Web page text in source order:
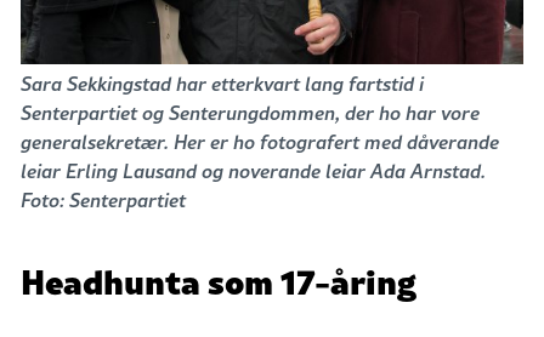
Sara Sekkingstad har etterkvart lang fartstid i
Senterpartiet og Senterungdommen, der ho har vore
generalsekretær. Her er ho fotografert med dåverande
leiar Erling Lausand og noverande leiar Ada Arnstad.
Foto: Senterpartiet
Headhunta som 17-åring